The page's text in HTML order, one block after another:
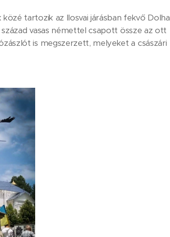
tartozik az Ilosvai járásban fekvő Dolha
vasas némettel csapott össze az ott
is megszerzett, melyeket a császári